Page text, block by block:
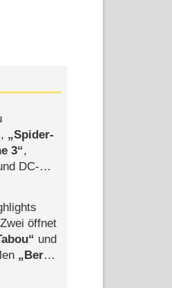
,
Spider-
3 ,
DC-
öffnet
und
Berlin